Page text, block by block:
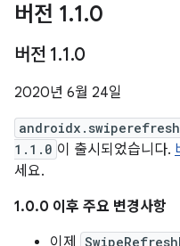
버전 1.1.0
버전 1.1.0
2020년 6월 24일
1.1.0 이 출시되었습니다.
세요.
1.0.0 이후 주요 변경사항
이제